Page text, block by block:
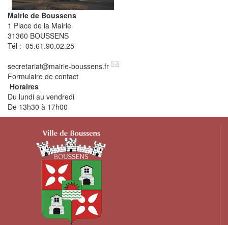
Mairie de Boussens
1 Place de la Mairie
31360 BOUSSENS
Tél : 05.61.90.02.25
secretariat@mairie-boussens.fr
Formulaire de contact
Horaires
Du lundi au vendredi
De 13h30 à 17h00